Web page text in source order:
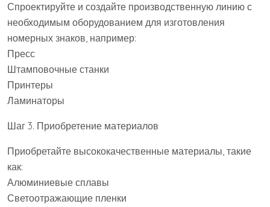
Спроектируйте и создайте производственную линию с
необходимым оборудованием для изготовления
номерных знаков, например:
Пресс
Штамповочные станки
Принтеры
Ламинаторы
Шаг 3. Приобретение материалов
Приобретайте высококачественные материалы, такие
как:
Алюминиевые сплавы
Светоотражающие пленки